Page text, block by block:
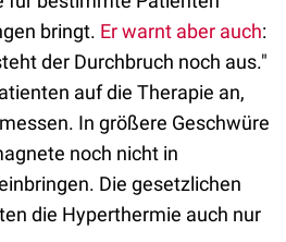
bringt. Er warnt aber auch:
der Durchbruch noch aus."
auf die Therapie an,
In größere Geschwüre
noch nicht in
Die gesetzlichen
die Hyperthermie auch nur